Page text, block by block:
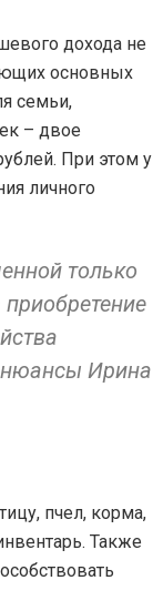
дохода не
основных
семьи,
– двое
При этом у
личного
только
нюансы Ирина
пчел, корма,
Также